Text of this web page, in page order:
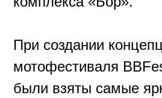
программу, интересную широкой
В программе фестиваля:
....спортивные состязания и шоу,